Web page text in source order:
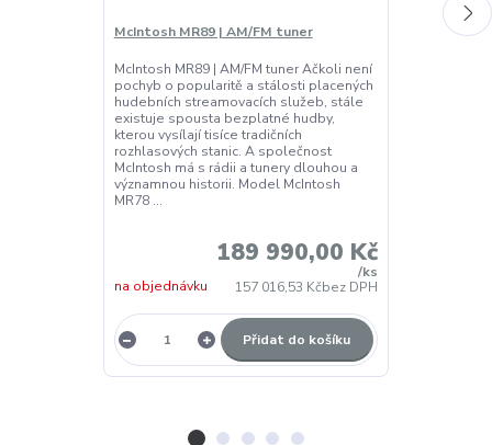
McIntosh MR89 | AM/FM tuner
McIntosh MR89 | AM/FM tuner Ačkoli není
pochyb o popularitě a stálosti placených
hudebních streamovacích služeb, stále
existuje spousta bezplatné hudby,
kterou vysílají tisíce tradičních
rozhlasových stanic. A společnost
McIntosh má s rádii a tunery dlouhou a
významnou historii. Model McIntosh
MR78 ...
189 990,00 Kč
/ks
157 016,53 Kčbez DPH
na objednávku
Přidat do košíku
McIntosh